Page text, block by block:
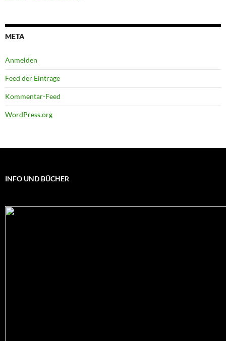
META
Anmelden
Feed der Einträge
Kommentar-Feed
WordPress.org
INFO UND BÜCHER